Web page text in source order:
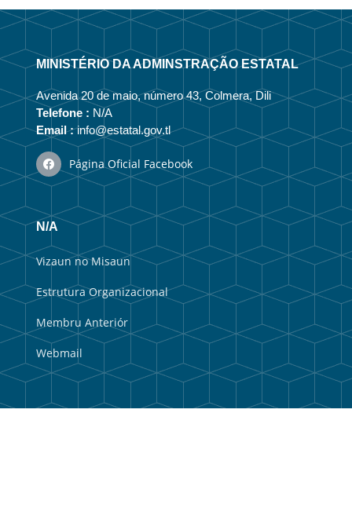
MINISTÉRIO DA ADMINSTRAÇÃO ESTATAL
Avenida 20 de maio, número 43, Colmera, Dili
Telefone : N/A
Email :info@estatal.gov.tl
Página Oficial Facebook
N/A
Vizaun no Misaun
Estrutura Organizacional
Membru Anteriór
Webmail